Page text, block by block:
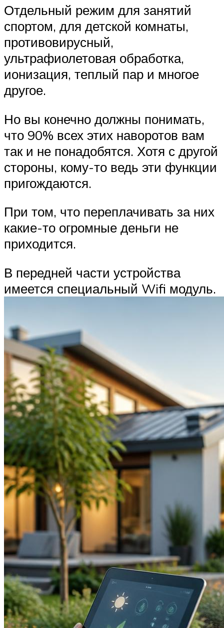
Отдельный режим для занятий
спортом, для детской комнаты,
противовирусный,
ультрафиолетовая обработка,
ионизация, теплый пар и многое
другое.
Но вы конечно должны понимать,
что 90% всех этих наворотов вам
так и не понадобятся. Хотя с другой
стороны, кому-то ведь эти функции
пригождаются.
При том, что переплачивать за них
какие-то огромные деньги не
приходится.
В передней части устройства
имеется специальный Wifi модуль.